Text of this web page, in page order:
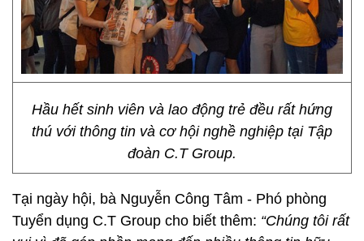
Hầu hết sinh viên và lao động trẻ đều rất hứng
thú với thông tin và cơ hội nghề nghiệp tại Tập
đoàn C.T Group.
Tại ngày hội, bà Nguyễn Công Tâm - Phó phòng
Tuyển dụng C.T Group cho biết thêm: “Chúng tôi rất